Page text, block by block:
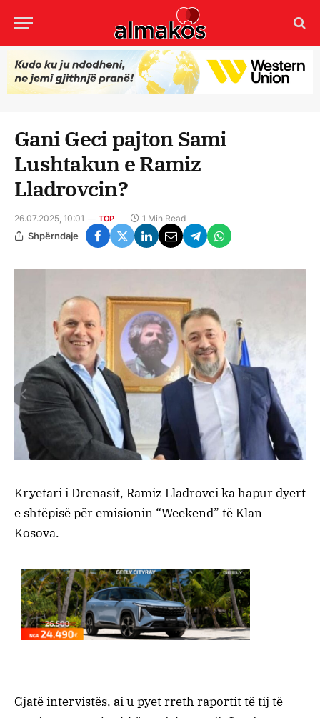
Gani Geci pajton Sami
Lushtakun e Ramiz
Lladrovcin?
26.07.2025, 10:01 TOP 1 Min Read
Shpërndaje
Kryetari i Drenasit, Ramiz Lladrovci ka hapur dyert
e shtëpisë për emisionin “Weekend” të Klan
Kosova.
Gjatë intervistës, ai u pyet rreth raportit të tij të